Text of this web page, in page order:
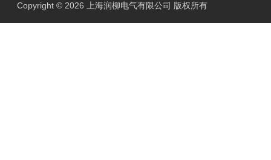
Copyright © 2026 上海润柳电气有限公司 版权所有